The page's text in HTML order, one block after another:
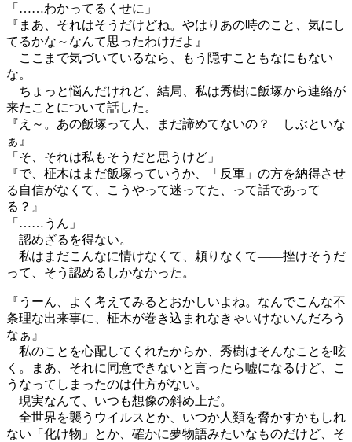
「……わかってるくせに」
『まあ、それはそうだけどね。やはりあの時のこと、気にし
てるかな～なんて思ったわけだよ』
ここまで気づいているなら、もう隠すこともなにもない
な。
ちょっと悩んだけれど、結局、私は秀樹に飯塚から連絡が
来たことについて話した。
『え～。あの飯塚って人、まだ諦めてないの？ しぶといな
ぁ』
「そ、それは私もそうだと思うけど」
『で、柾木はまだ飯塚っていうか、「反軍」の方を納得させ
る自信がなくて、こうやって迷ってた、って話であって
る？』
「……うん」
認めざるを得ない。
私はまだこんなに情けなくて、頼りなくて――挫けそうだ
って、そう認めるしかなかった。
『うーん、よく考えてみるとおかしいよね。なんでこんな不
条理な出来事に、柾木が巻き込まれなきゃいけないんだろう
なぁ』
私のことを心配してくれたからか、秀樹はそんなことを呟
く。まあ、それに同意できないと言ったら嘘になるけど、こ
うなってしまったのは仕方がない。
現実なんて、いつも想像の斜め上だ。
全世界を襲うウイルスとか、いつか人類を脅かすかもしれ
ない「化け物」とか、確かに夢物語みたいなものだけど、そ